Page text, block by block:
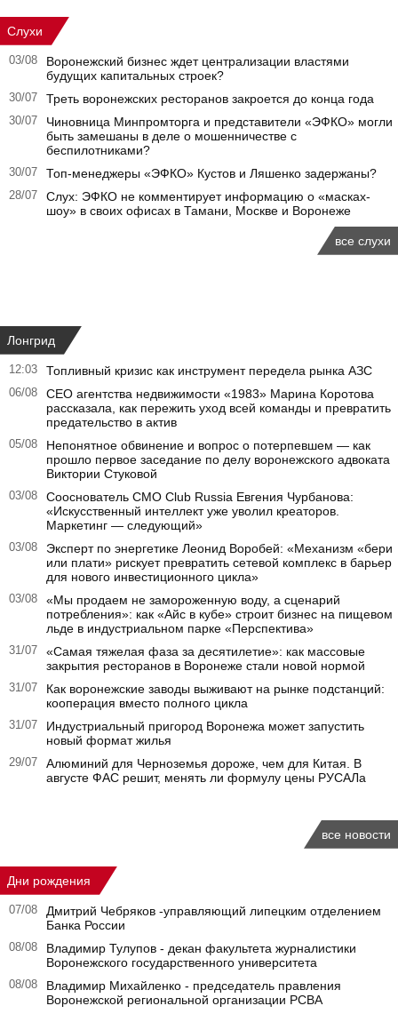
Слухи
03/08
Воронежский бизнес ждет централизации властями
будущих капитальных строек?
30/07 Треть воронежских ресторанов закроется до конца года
30/07
Чиновница Минпромторга и представители «ЭФКО» могли
быть замешаны в деле о мошенничестве с
беспилотниками?
30/07 Топ-менеджеры «ЭФКО» Кустов и Ляшенко задержаны?
28/07
Слух: ЭФКО не комментирует информацию о «масках-
шоу» в своих офисах в Тамани, Москве и Воронеже
все слухи
Лонгрид
12:03 Топливный кризис как инструмент передела рынка АЗС
06/08
CEO агентства недвижимости «1983» Марина Коротова
рассказала, как пережить уход всей команды и превратить
предательство в актив
05/08
Непонятное обвинение и вопрос о потерпевшем — как
прошло первое заседание по делу воронежского адвоката
Виктории Стуковой
03/08
Сооснователь CMO Club Russia Евгения Чурбанова:
«Искусственный интеллект уже уволил креаторов.
Маркетинг — следующий»
03/08
Эксперт по энергетике Леонид Воробей: «Механизм «бери
или плати» рискует превратить сетевой комплекс в барьер
для нового инвестиционного цикла»
03/08
«Мы продаем не замороженную воду, а сценарий
потребления»: как «Айс в кубе» строит бизнес на пищевом
льде в индустриальном парке «Перспектива»
31/07
«Самая тяжелая фаза за десятилетие»: как массовые
закрытия ресторанов в Воронеже стали новой нормой
31/07
Как воронежские заводы выживают на рынке подстанций:
кооперация вместо полного цикла
31/07
Индустриальный пригород Воронежа может запустить
новый формат жилья
29/07
Алюминий для Черноземья дороже, чем для Китая. В
августе ФАС решит, менять ли формулу цены РУСАЛа
все новости
Дни рождения
07/08
Дмитрий Чебряков -управляющий липецким отделением
Банка России
08/08
Владимир Тулупов - декан факультета журналистики
Воронежского государственного университета
08/08
Владимир Михайленко - председатель правления
Воронежской региональной организации РСВА